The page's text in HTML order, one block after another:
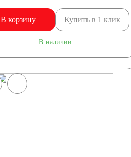
В корзину Купить в 1 клик
В наличии